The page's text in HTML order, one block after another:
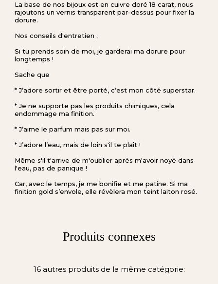
La base de nos bijoux est en cuivre doré 18 carat, nous
rajoutons un vernis transparent par-dessus pour fixer la
dorure.
Nos conseils d'entretien ;
Si tu prends soin de moi, je garderai ma dorure pour
longtemps !
Sache que
* J’adore sortir et être porté, c’est mon côté superstar.
* Je ne supporte pas les produits chimiques, cela
endommage ma finition.
* J’aime le parfum mais pas sur moi.
* J’adore l’eau, mais de loin s'il te plaît !
Même s'il t'arrive de m'oublier après m'avoir noyé dans
l'eau, pas de panique !
Car, avec le temps, je me bonifie et me patine. Si ma
finition gold s’envole, elle révèlera mon teint laiton rosé.
Produits connexes
16 autres produits de la même catégorie: